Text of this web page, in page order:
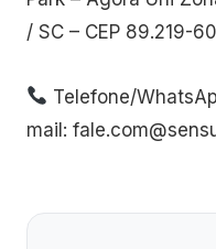
/ SC – CEP 89.219-
Telefone/
mail: